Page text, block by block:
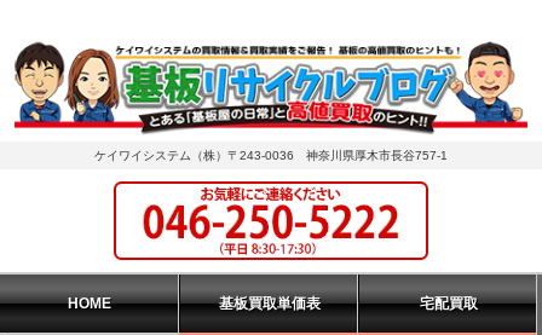
ケイワイシステム（株）〒243-0036 神奈川県厚木市長谷757-1
HOME 基板買取単価表 宅配買取